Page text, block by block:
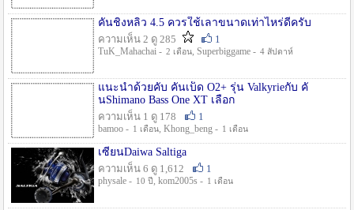
คันชิงหลิว 4.5 ควรใช้เลาขนาดเท่าไหร่ดีครับ
ความเห็น 2 ดู 285
1
TuK_Mahachai - 2 เดือน, Superbiggame - 4 สัปดาห์
แนะนำด้วยคับ คันเบ็ด O2+ รุ่น Valkyrieกับ คั
นShimano Bass One XT เลือก
ความเห็น 1 ดู 178
1
bamoo - 1 เดือน, Khong_beng - 1 เดือน
เซียนDaiwa Saltiga
ความเห็น 6 ดู 1,612
1
physale - 10 ปี , kom2005s - 1 เดือน